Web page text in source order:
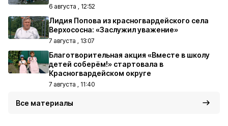
6 августа , 12:52
Лидия Попова из красногвардейского села
Верхососна: «Заслужил уважение»
7 августа , 13:07
Благотворительная акция «Вместе в школу
детей соберём!» стартовала в
Красногвардейском округе
7 августа , 11:40
Все материалы